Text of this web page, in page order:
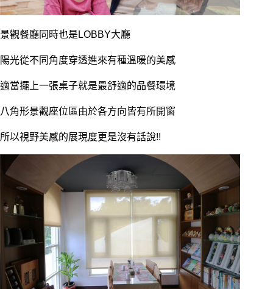
景觀餐廳同時也是LOBBY大廳
陽光從不同角度穿透進來有種溫暖的美感
適當擺上一張桌子就是最舒適的品餐環境
八角形景觀座位區由於各方向皆有所開窗
所以視野美感的展現度更是沒有話說!!